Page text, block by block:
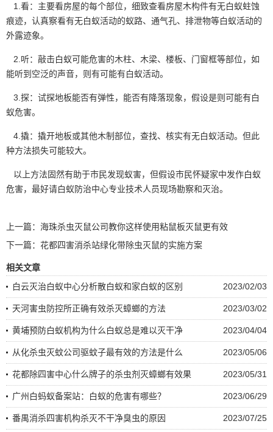
1.看：主要看房屋的每个部位，细致查看房屋木构件有无白蚁蛀蚀
痕迹，认真察看有无白蚁活动的蚁路、通气孔、排泄物等白蚁活动的
外露迹象。
2.听：敲击白蚁可能危害的木柱、木梁、楼板、门窗框等部位，如
能听到空泛的声音，则有可能有白蚁活动。
3.探：试探地板能否有弹性，能否有降落现象，假设是则可能有白
蚁危害。
4.撬：撬开地板或其他木制部位，查找、核实有无白蚁活动。但此
种方法损失可能较大。
以上方法固然有助于市民发现蚁害，但假设市民怀疑家中发作白蚁
危害，最好请白蚁防治中心专业技术人员现场勘察和灭治。
上一篇： 海珠杀虫灭鼠公司教你这样使用粘鼠板灭鼠更有效
下一篇： 花都四害消杀站绿化带除虫灭鼠的实施方案
相关文章
2023/02/03
白云灭​治白蚁中心分析散白蚁和家白蚁的区别
2023/03/02
天河害虫防控所正确有效杀灭蟑螂的方法
2023/04/04
黄埔预防白蚁机构为什么白蚁总是难以灭干净
2023/05/06
从化杀虫灭蚊公司驱蚊子最有效的方法是什么
2023/05/31
花都除四害中心什么牌子的杀虫剂灭蟑螂有效果
2023/06/29
广州白蚂蚁备案站：白蚁的危害有哪些？
2023/07/25
番禺消杀四害机构杀灭不干净臭虫的原因